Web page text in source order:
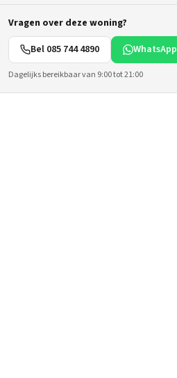
Vragen over deze woning?
Bel 085 744 4890
WhatsApp
Dagelijks bereikbaar van 9:00 tot 21:00